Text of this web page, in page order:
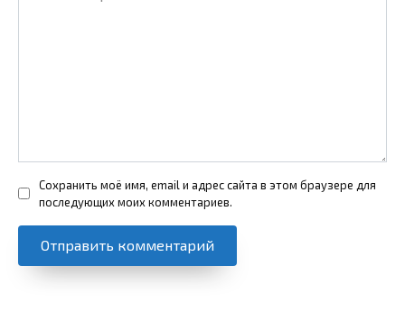
Сохранить моё имя, email и адрес сайта в этом браузере для
последующих моих комментариев.